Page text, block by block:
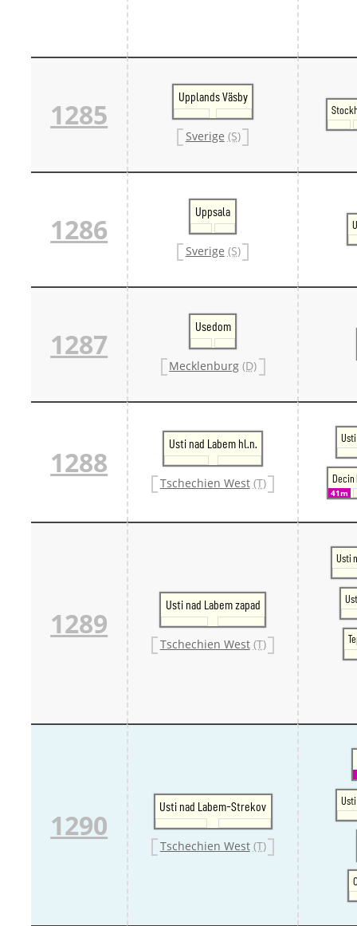
1285
Upplands Väsby
Sverige (S)
1286
Uppsala
Sverige (S)
1287
Usedom
Mecklenburg (D)
1288
Usti nad Labem hl.n.
Tschechien West (T)
Decin
41m
1289
Usti nad Labem zapad
Tschechien West (T)
Usti
1290
Usti nad Labem-Strekov
Tschechien West (T)